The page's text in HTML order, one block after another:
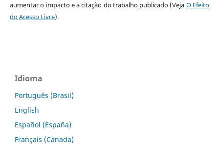
aumentar o impacto e a citação do trabalho publicado (Veja O Efeito
do Acesso Livre).
Idioma
Português (Brasil)
English
Español (España)
Français (Canada)